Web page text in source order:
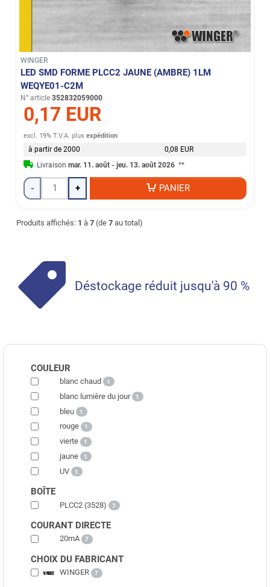
WINGER
LED SMD FORME PLCC2 JAUNE (AMBRE) 1LM
WEQYE01-C2M
N° article 352832059000
0,17 EUR
excl. 19% T.V.A. plusexpédition
à partir de 2000
0,08 EUR
Livraisonmar. 11. août - jeu. 13. août 2026 **
- + PANIER
Produits affichés: 1 à 7(de 7au total)
Déstockage réduit jusqu'à 90 %
COULEUR
blanc chaud 1
blanc lumière du jour 1
bleu 1
rouge 1
vierte 1
jaune 1
UV 1
BOÎTE
PLCC2 (3528) 7
COURANT DIRECTE
20mA 7
CHOIX DU FABRICANT
WINGER 7